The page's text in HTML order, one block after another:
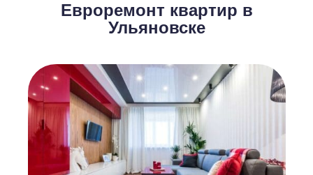
Евроремонт квартир в
Ульяновске